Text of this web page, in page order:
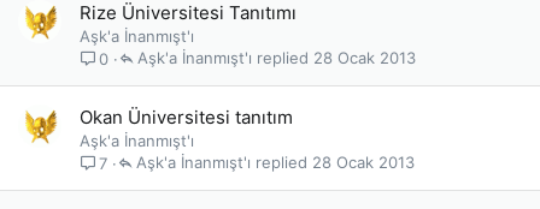
Rize Üniversitesi Tanıtımı
Aşk'a İnanmışt'ı
0
28 Ocak 2013
Aşk'a İnanmışt'ı
Okan Üniversitesi tanıtım
Aşk'a İnanmışt'ı
7
28 Ocak 2013
Aşk'a İnanmışt'ı